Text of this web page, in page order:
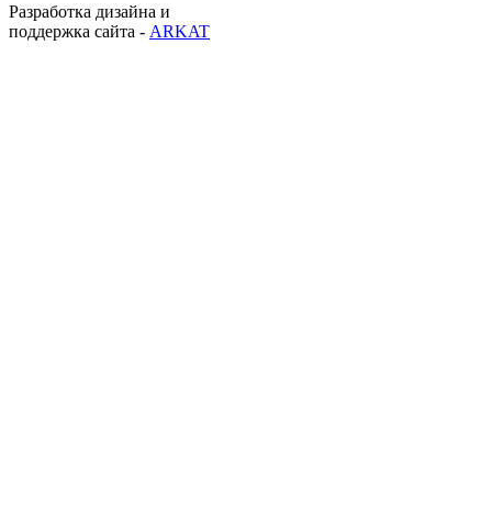
Разработка дизайна и
поддержка сайта - ARKAT